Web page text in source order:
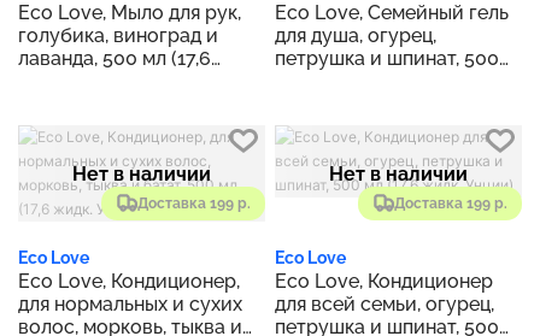
Eco Love, Мыло для рук,
голубика, виноград и
лаванда, 500 мл (17,6
Eco Love, Семейный гель
для душа, огурец,
петрушка и шпинат, 500
Доставка 199 р.
Нет в наличии
Eco Love
Eco Love, Кондиционер,
для нормальных и сухих
волос, морковь, тыква и
Доставка 199 р.
Нет в наличии
Eco Love
Eco Love, Кондиционер
для всей семьи, огурец,
петрушка и шпинат, 500